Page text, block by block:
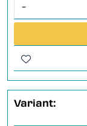
-
Variant: